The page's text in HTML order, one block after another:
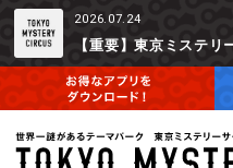
2026.07.24